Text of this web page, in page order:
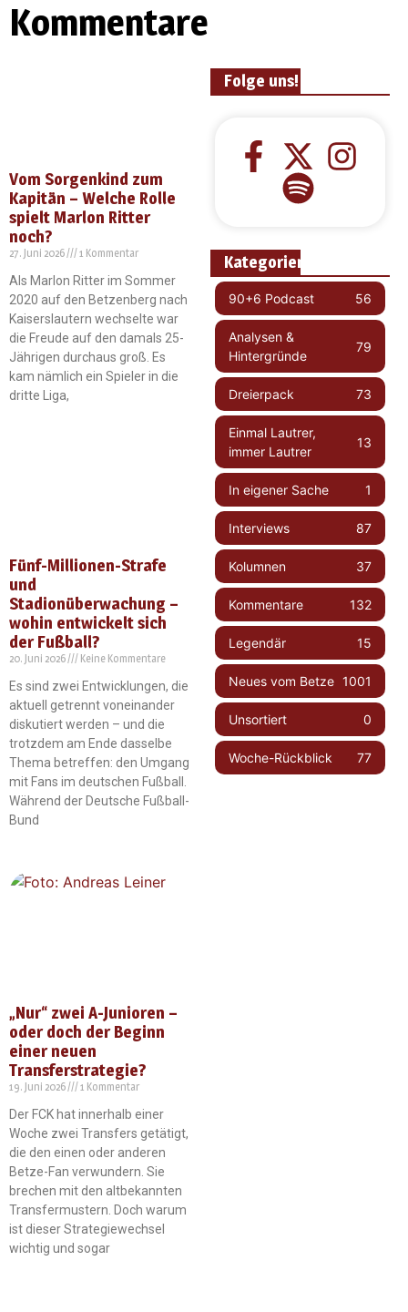
Kommentare
Vom Sorgenkind zum
Kapitän – Welche Rolle
spielt Marlon Ritter
noch?
27. Juni 2026 1 Kommentar
Als Marlon Ritter im Sommer
2020 auf den Betzenberg nach
Kaiserslautern wechselte war
die Freude auf den damals 25-
Jährigen durchaus groß. Es
kam nämlich ein Spieler in die
dritte Liga,
Fünf-Millionen-Strafe
und
Stadionüberwachung –
wohin entwickelt sich
der Fußball?
20. Juni 2026 Keine Kommentare
Es sind zwei Entwicklungen, die
aktuell getrennt voneinander
diskutiert werden – und die
trotzdem am Ende dasselbe
Thema betreffen: den Umgang
mit Fans im deutschen Fußball.
Während der Deutsche Fußball-
Bund
„Nur“ zwei A-Junioren –
oder doch der Beginn
einer neuen
Transferstrategie?
19. Juni 2026 1 Kommentar
Der FCK hat innerhalb einer
Woche zwei Transfers getätigt,
die den einen oder anderen
Betze-Fan verwundern. Sie
brechen mit den altbekannten
Transfermustern. Doch warum
ist dieser Strategiewechsel
wichtig und sogar
Folge uns!
Kategorien
90+6 Podcast 56
Analysen &
Hintergründe
79
Dreierpack 73
Einmal Lautrer,
immer Lautrer
13
In eigener Sache 1
Interviews 87
Kolumnen 37
Kommentare 132
Legendär 15
Neues vom Betze 1001
Unsortiert 0
Woche-Rückblick 77